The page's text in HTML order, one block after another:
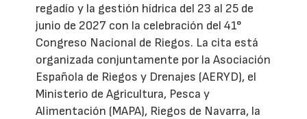
regadío y la gestión hídrica del 23 al 25 de
junio de 2027 con la celebración del 41°
Congreso Nacional de Riegos. La cita está
organizada conjuntamente por la Asociación
Española de Riegos y Drenajes (AERYD), el
Ministerio de Agricultura, Pesca y
Alimentación (MAPA), Riegos de Navarra, la